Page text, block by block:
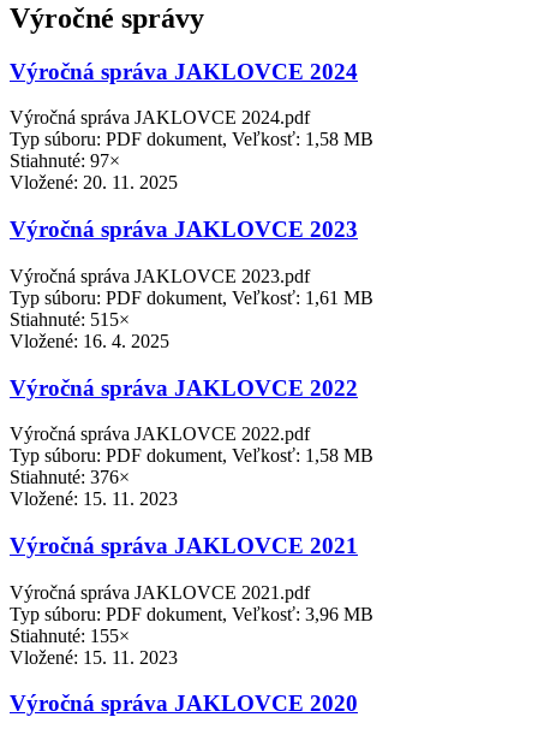
Výročné správy
Výročná správa JAKLOVCE 2024
Výročná správa JAKLOVCE 2024.pdf
Typ súboru: PDF dokument, Veľkosť: 1,58 MB
Stiahnuté: 97×
Vložené: 20. 11. 2025
Výročná správa JAKLOVCE 2023
Výročná správa JAKLOVCE 2023.pdf
Typ súboru: PDF dokument, Veľkosť: 1,61 MB
Stiahnuté: 515×
Vložené: 16. 4. 2025
Výročná správa JAKLOVCE 2022
Výročná správa JAKLOVCE 2022.pdf
Typ súboru: PDF dokument, Veľkosť: 1,58 MB
Stiahnuté: 376×
Vložené: 15. 11. 2023
Výročná správa JAKLOVCE 2021
Výročná správa JAKLOVCE 2021.pdf
Typ súboru: PDF dokument, Veľkosť: 3,96 MB
Stiahnuté: 155×
Vložené: 15. 11. 2023
Výročná správa JAKLOVCE 2020